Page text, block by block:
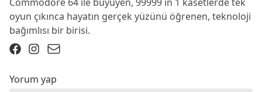
oyun çıkınca hayatın gerçek yüzünü öğrenen, teknoloji
bağımlısı bir birisi.
Yorum yap